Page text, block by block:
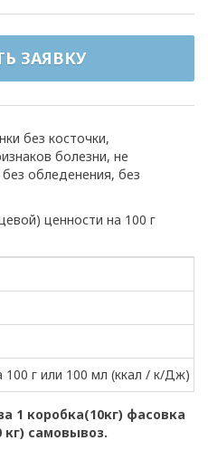
ЗАЯВКУ
без косточки,
болезни, не
обледенения, без
ценности на 100 г
100 г или 100 мл (ккал / к/Дж)
1 коробка(10кг) фасовка
кг) самовывоз.